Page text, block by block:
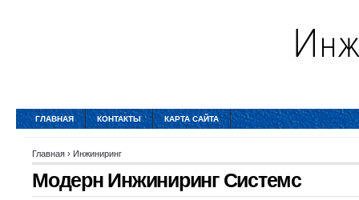
ГЛАВНАЯ КОНТАКТЫ КАРТА САЙТА
Главная › Инжиниринг
Модерн Инжиниринг Системс